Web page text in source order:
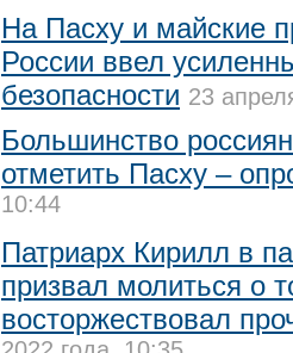
На Пасху и майские
России ввел
безопасности 23
Большинство
отметить Пасху –
10:44
Патриарх Кирилл в
призвал молиться о
восторжествовал